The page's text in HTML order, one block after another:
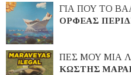
ΓΙΑ ΠΟΥ ΤΟ
ΟΡΦΕΑΣ
ΠΕΣ ΜΟΥ ΜΙΑ
ΚΩΣΤΗΣ